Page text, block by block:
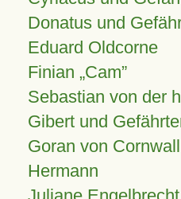
Donatus und
Eduard Oldcorne
Finian Cam
Sebastian von der
Gibert und
Goran von Cornwall
Hermann